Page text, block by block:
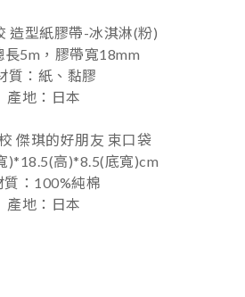
造型紙膠帶-冰淇淋(粉)
長5m，膠帶寬18mm
質：紙、黏膠
產地：日本
傑琪的好朋友 束口袋
)*18.5(高)*8.5(底寬)cm
質：100%純棉
產地：日本